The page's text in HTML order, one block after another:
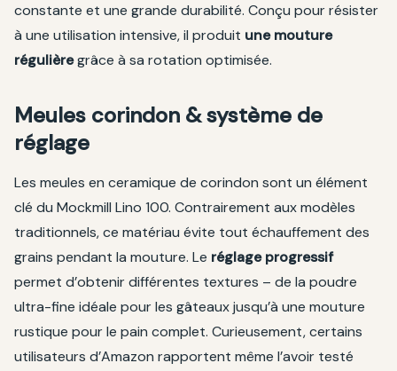
constante et une grande durabilité. Conçu pour résister
à une utilisation intensive, il produit une mouture
régulièregrâce à sa rotation optimisée.
Meules corindon & système de
réglage
Les meules en ceramique de corindon sont un élément
clé du Mockmill Lino 100. Contrairement aux modèles
traditionnels, ce matériau évite tout échauffement des
grains pendant la mouture. Le réglage progressif
permet d’obtenir différentes textures – de la poudre
ultra-fine idéale pour les gâteaux jusqu’à une mouture
rustique pour le pain complet. Curieusement, certains
utilisateurs d’Amazon rapportent même l’avoir testé